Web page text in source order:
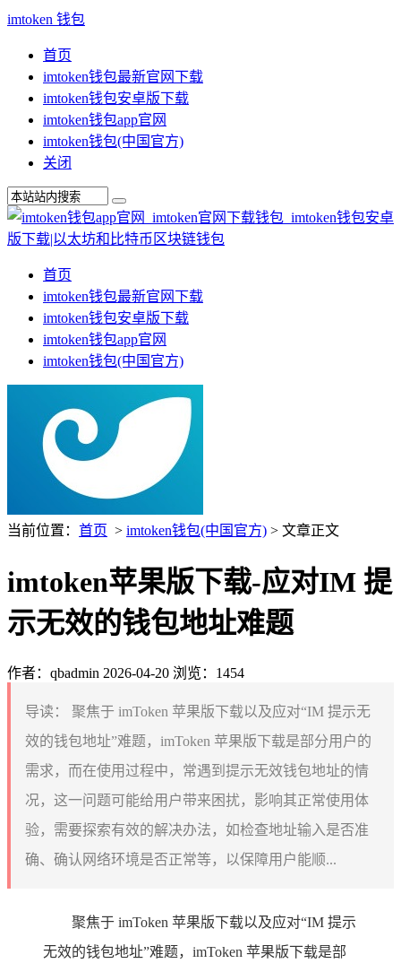
imtoken 钱包
首页
imtoken钱包最新官网下载
imtoken钱包安卓版下载
imtoken钱包app官网
imtoken钱包(中国官方)
关闭
首页
imtoken钱包最新官网下载
imtoken钱包安卓版下载
imtoken钱包app官网
imtoken钱包(中国官方)
当前位置： 首页 > imtoken钱包(中国官方) > 文章正文
imtoken苹果版下载-应对IM 提
示无效的钱包地址难题
作者：qbadmin 2026-04-20 浏览：1454
导读：
聚焦于 imToken 苹果版下载以及应对“IM 提示无
效的钱包地址”难题，imToken 苹果版下载是部分用户的
需求，而在使用过程中，常遇到提示无效钱包地址的情
况，这一问题可能给用户带来困扰，影响其正常使用体
验，需要探索有效的解决办法，如检查地址输入是否准
确、确认网络环境是否正常等，以保障用户能顺...
聚焦于 imToken 苹果版下载以及应对“IM 提示
无效的钱包地址”难题，imToken 苹果版下载是部